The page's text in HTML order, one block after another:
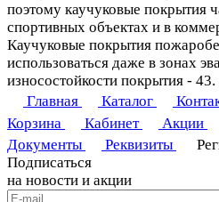
поэтому каучуковые покрытия
спортивных объектах и в
Каучуковые покрытия
использоваться даже в зонах
износостойкости покрытия - 43.
Главная
Каталог
Корзина
Кабинет Акции
Документы
Реквизиты
Подписаться
на новости и акции